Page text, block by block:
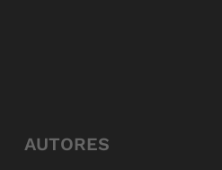
AUTORES